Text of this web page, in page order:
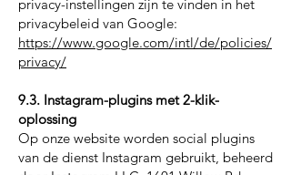
privacy-instellingen zijn te vinden in het
privacybeleid van Google:
https://www.google.com/intl/de/policies/
privacy/
9.3. Instagram-plugins met 2-klik-
oplossing
Op onze website worden social plugins
van de dienst Instagram gebruikt, beheerd